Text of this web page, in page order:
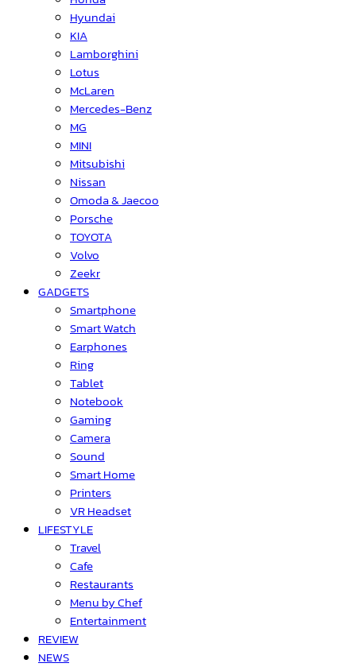
Hyundai
KIA
Lamborghini
Lotus
McLaren
Mercedes-Benz
MG
MINI
Mitsubishi
Nissan
Omoda & Jaecoo
Porsche
TOYOTA
Volvo
Zeekr
GADGETS
Smartphone
Smart Watch
Earphones
Ring
Tablet
Notebook
Gaming
Camera
Sound
Smart Home
Printers
VR Headset
LIFESTYLE
Travel
Cafe
Restaurants
Menu by Chef
Entertainment
REVIEW
NEWS